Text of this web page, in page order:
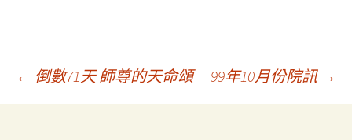
文
← 倒數71天 師尊的天命頌 99年10月份院訊 →